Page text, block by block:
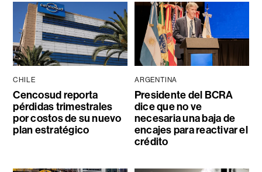
CHILE
Cencosud reporta
pérdidas trimestrales
por costos de su nuevo
plan estratégico
ARGENTINA
Presidente del BCRA
dice que no ve
necesaria una baja de
encajes para reactivar el
crédito